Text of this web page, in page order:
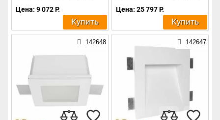
Цена: 9 072 Р.
Купить
Цена: 25 797 Р.
Купить
142648 142647